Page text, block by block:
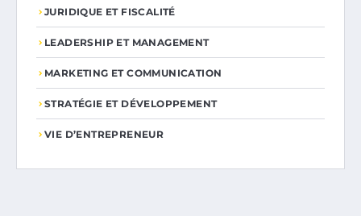
JURIDIQUE ET FISCALITÉ
LEADERSHIP ET MANAGEMENT
MARKETING ET COMMUNICATION
STRATÉGIE ET DÉVELOPPEMENT
VIE D’ENTREPRENEUR